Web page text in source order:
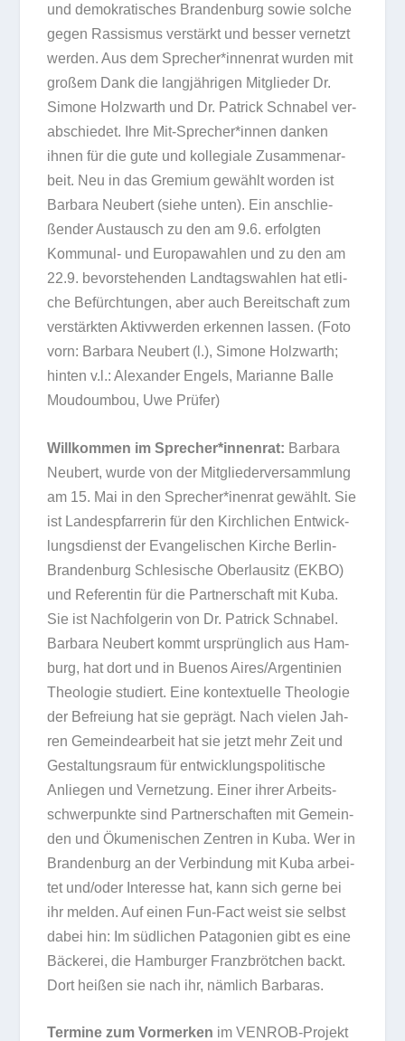
und demo­kra­ti­sches Bran­den­burg sowie sol­che
gegen Ras­sis­mus ver­stärkt und bes­ser ver­netzt
wer­den. Aus dem Sprecher*innenrat wur­den mit
gro­ßem Dank die lang­jäh­ri­gen Mit­glie­der Dr.
Simone Holz­warth und Dr. Patrick Schna­bel ver­
ab­schie­det. Ihre Mit-Sprecher*innen dan­ken
ihnen für die gute und kol­le­giale Zusam­men­ar­
beit. Neu in das Gre­mium gewählt wor­den ist
Bar­bara Neu­bert (siehe unten). Ein anschlie­
ßen­der Aus­tausch zu den am 9.6. erfolg­ten
Kom­mu­nal- und Euro­pa­wah­len und zu den am
22.9. bevor­ste­hen­den Land­tags­wah­len hat etli­
che Befürch­tun­gen, aber auch Bereit­schaft zum
ver­stärk­ten Aktiv­wer­den erken­nen las­sen. (Foto
vorn: Bar­bara Neu­bert (l.), Simone Holz­warth;
hin­ten v.l.: Alex­an­der Engels, Mari­anne Balle
Mou­do­um­bou, Uwe Prüfer)
Will­kom­men im Sprecher*innenrat: Bar­bara
Neu­bert, wurde von der Mit­glie­der­ver­samm­lung
am 15. Mai in den Sprecher*inenrat gewählt. Sie
ist Lan­des­pfar­re­rin für den Kirch­li­chen Ent­wick­
lungs­dienst der Evan­ge­li­schen Kir­che Ber­lin-
Bran­den­burg Schle­si­sche Ober­lau­sitz (EKBO)
und Refe­ren­tin für die Part­ner­schaft mit Kuba.
Sie ist Nach­fol­ge­rin von Dr. Patrick Schna­bel.
Bar­bara Neu­bert kommt ursprüng­lich aus Ham­
burg, hat dort und in Bue­nos Aires/​Argentinien
Theo­lo­gie stu­diert. Eine kon­tex­tu­elle Theo­lo­gie
der Befrei­ung hat sie geprägt. Nach vie­len Jah­
ren Gemein­de­ar­beit hat sie jetzt mehr Zeit und
Gestal­tungs­raum für ent­wick­lungs­po­li­ti­sche
Anlie­gen und Ver­net­zung. Einer ihrer Arbeits­
schwer­punkte sind Part­ner­schaf­ten mit Gemein­
den und Öku­me­ni­schen Zen­tren in Kuba. Wer in
Bran­den­burg an der Ver­bin­dung mit Kuba arbei­
tet und/​oder Inter­esse hat, kann sich gerne bei
ihr mel­den. Auf einen Fun-Fact weist sie selbst
dabei hin: Im süd­li­chen Pata­go­nien gibt es eine
Bäcke­rei, die Ham­bur­ger Franz­bröt­chen backt.
Dort hei­ßen sie nach ihr, näm­lich Barbaras.
Ter­mine zum Vor­mer­ken im VEN­ROB-Pro­jekt